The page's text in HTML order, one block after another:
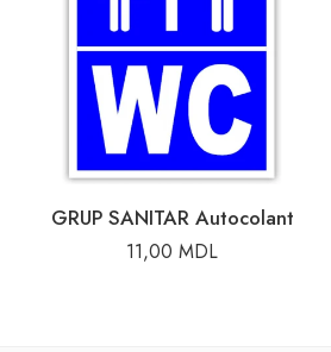
GRUP SANITAR Autocolant
11,00 MDL